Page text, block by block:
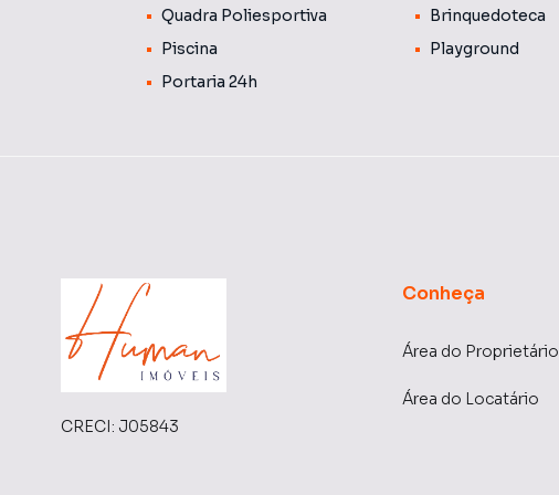
Quadra Poliesportiva
Brinquedoteca
Piscina
Playground
Portaria 24h
CRECI: J05843
Conheça
Área do Proprietário
Área do Locatário